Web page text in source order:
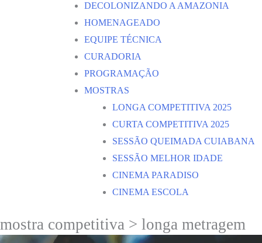
DECOLONIZANDO A AMAZONIA
HOMENAGEADO
EQUIPE TÉCNICA
CURADORIA
PROGRAMAÇÃO
MOSTRAS
LONGA COMPETITIVA 2025
CURTA COMPETITIVA 2025
SESSÃO QUEIMADA CUIABANA
SESSÃO MELHOR IDADE
CINEMA PARADISO
CINEMA ESCOLA
mostra competitiva > longa metragem